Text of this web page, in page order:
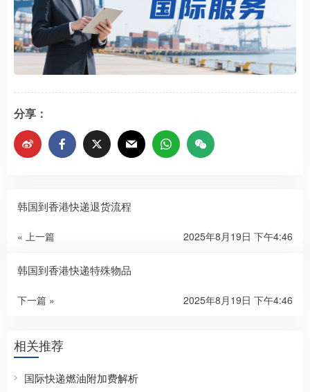
分享：
韩国到香港快递退货流程
« 上一篇 2025年8月19日 下午4:46
韩国到香港快递特殊物品
下一篇 » 2025年8月19日 下午4:46
相关推荐
国际快递燃油附加费解析